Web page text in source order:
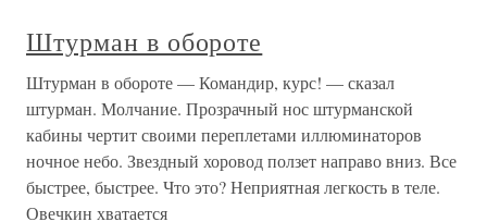
Штурман в обороте
Штурман в обороте — Командир, курс! — сказал
штурман. Молчание. Прозрачный нос штурманской
кабины чертит своими переплетами иллюминаторов
ночное небо. Звездный хоровод ползет направо вниз. Все
быстрее, быстрее. Что это? Неприятная легкость в теле.
Овечкин хватается